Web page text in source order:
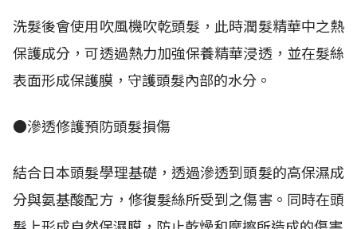
洗髮後會使用吹風機吹乾頭髮，此時潤髮精華中之熱
保護成分，可透過熱力加強保養精華浸透，並在髮絲
表面形成保護膜，守護頭髮內部的水分。
●滲透修護預防頭髮損傷
結合日本頭髮學理基礎，透過滲透到頭髮的高保濕成
分與氨基酸配方，修復髮絲所受到之傷害。同時在頭